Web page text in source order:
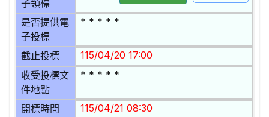
子領標
是否提供電
子投標
* * * * *
截止投標 115/04/20 17:00
收受投標文
件地點
* * * * *
開標時間 115/04/21 08:30